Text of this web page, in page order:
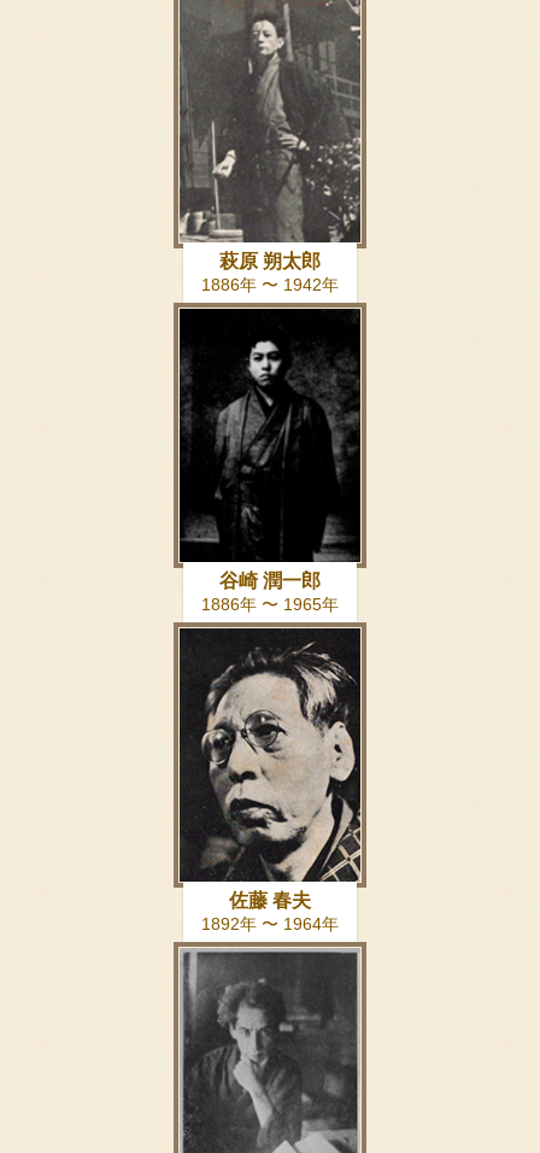
萩原 朔太郎
1886年 〜 1942年
谷崎 潤一郎
1886年 〜 1965年
佐藤 春夫
1892年 〜 1964年